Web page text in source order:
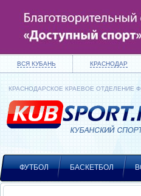
ВСЯ КУБАНЬ КРАСНОДАР
КРАСНОДАРСКОЕ КРАЕВОЕ ОТДЕЛЕНИЕ
ФУТБОЛ БАСКЕТБОЛ